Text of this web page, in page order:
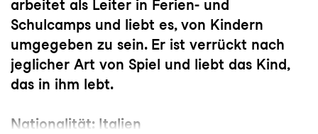
arbeitet als Leiter in Ferien- und
Schulcamps und liebt es, von Kindern
umgegeben zu sein. Er ist verrückt nach
jeglicher Art von Spiel und liebt das Kind,
das in ihm lebt.
Nationalität: Italien